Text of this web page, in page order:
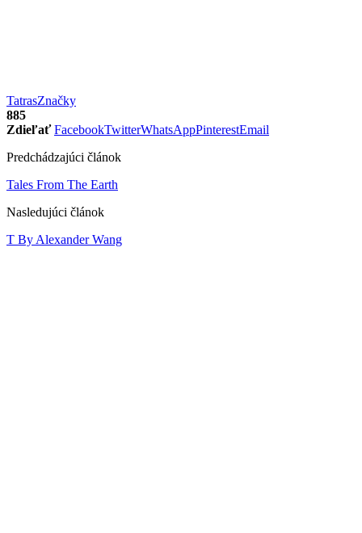
TatrasZnačky
885
Zdieľať FacebookTwitterWhatsAppPinterestEmail
Predchádzajúci článok
Tales From The Earth
Nasledujúci článok
T By Alexander Wang